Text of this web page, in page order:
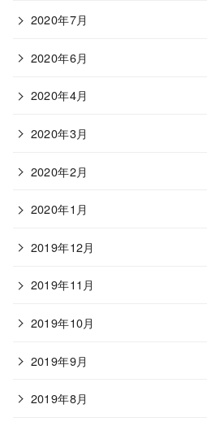
2020年7月
2020年6月
2020年4月
2020年3月
2020年2月
2020年1月
2019年12月
2019年11月
2019年10月
2019年9月
2019年8月